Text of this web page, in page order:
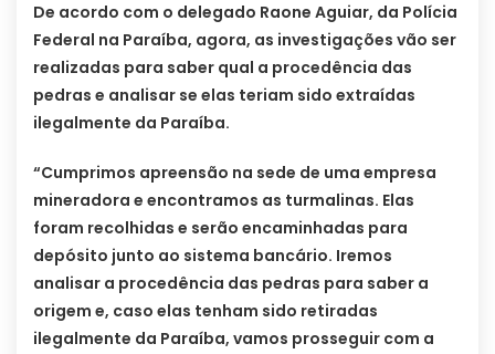
De acordo com o delegado Raone Aguiar, da Polícia
Federal na Paraíba, agora, as investigações vão ser
realizadas para saber qual a procedência das
pedras e analisar se elas teriam sido extraídas
ilegalmente da Paraíba.
“Cumprimos apreensão na sede de uma empresa
mineradora e encontramos as turmalinas. Elas
foram recolhidas e serão encaminhadas para
depósito junto ao sistema bancário. Iremos
analisar a procedência das pedras para saber a
origem e, caso elas tenham sido retiradas
ilegalmente da Paraíba, vamos prosseguir com a